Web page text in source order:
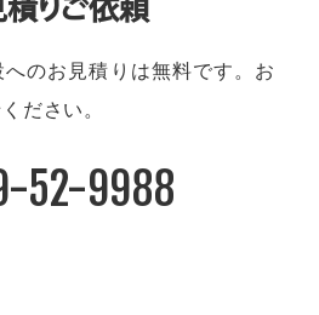
りご依頼
のお見積りは無料です。 お
ださい。
52-9988